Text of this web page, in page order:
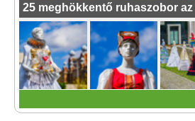
25 meghökkentő ruhaszobor